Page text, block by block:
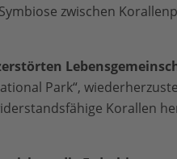
zwischen
Park“,
Korallen